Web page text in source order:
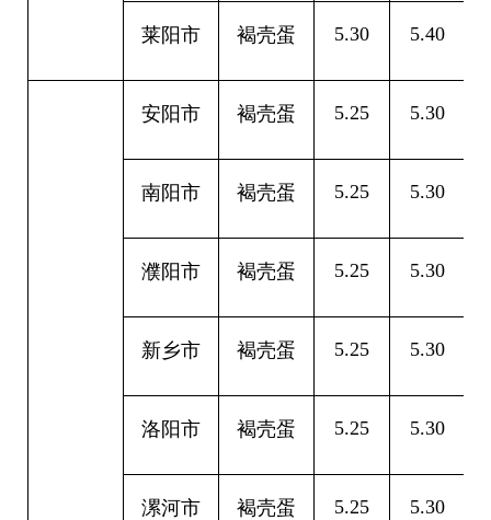
莱阳市 褐壳蛋 5.30 5.40
安阳市 褐壳蛋 5.25 5.30
南阳市 褐壳蛋 5.25 5.30
濮阳市 褐壳蛋 5.25 5.30
新乡市 褐壳蛋 5.25 5.30
洛阳市 褐壳蛋 5.25 5.30
漯河市 褐壳蛋 5.25 5.30